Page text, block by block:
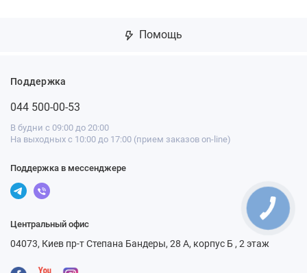
Помощь
Поддержка
044 500-00-53
В будни с 09:00 до 20:00
На выходных с 10:00 до 17:00 (прием заказов on-line)
Поддержка в мессенджере
Центральный офис
04073, Киев пр-т Степана Бандеры, 28 А, корпус Б , 2 этаж